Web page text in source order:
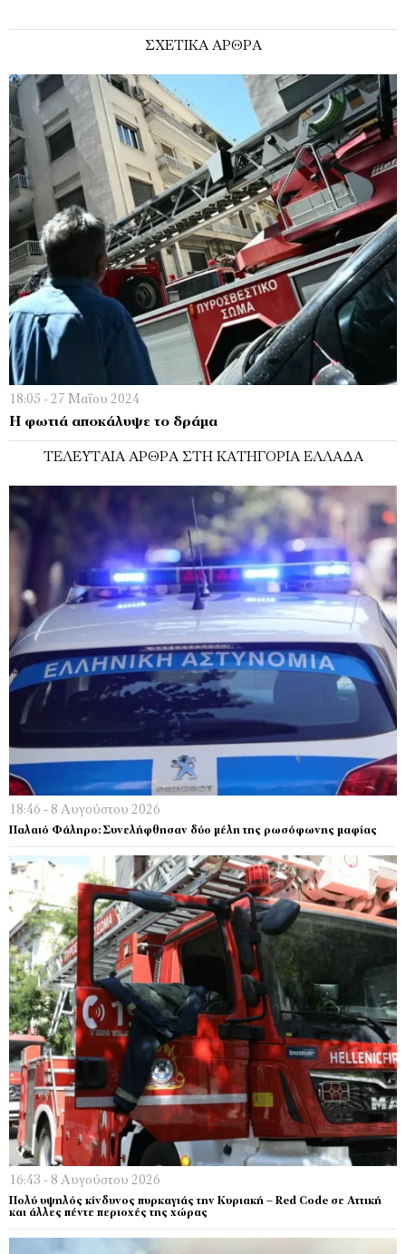
ΣΧΕΤΙΚΑ ΑΡΘΡΑ
18:05 - 27 Μαΐου 2024
Η φωτιά αποκάλυψε το δράμα
ΤΕΛΕΥΤΑΊΑ ΆΡΘΡΑ ΣΤΗ ΚΑΤΗΓΟΡΊΑ ΕΛΛΆΔΑ
18:46 - 8 Αυγούστου 2026
Παλαιό Φάληρο: Συνελήφθησαν δύο μέλη της ρωσόφωνης μαφίας
16:43 - 8 Αυγούστου 2026
Πολύ υψηλός κίνδυνος πυρκαγιάς την Κυριακή – Red Code σε Αττική
και άλλες πέντε περιοχές της χώρας